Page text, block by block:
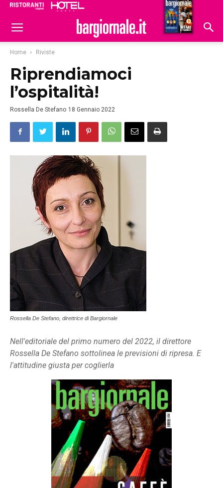
Hoteldomani
Home Riviste
Riprendiamoci
l’ospitalità!
Rossella De Stefano 18 Gennaio 2022
Rossella De Stefano, direttrice di Bargiornale
Nell'editoriale del primo numero del 2022, il direttore
Rossella De Stefano sottolinea le previsioni di ripresa. E
l'attitudine giusta per coglierla